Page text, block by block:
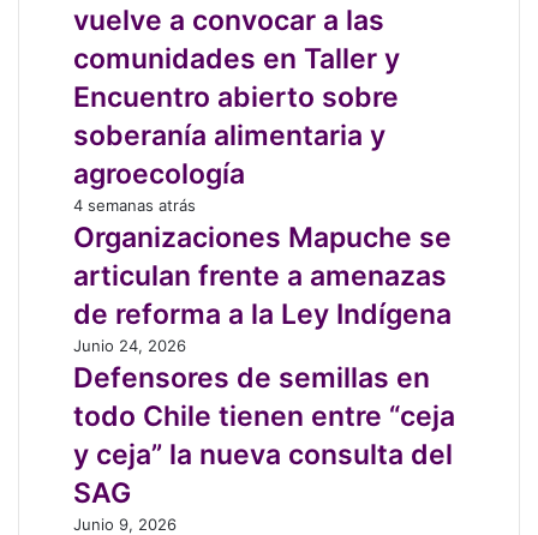
manguera,
profe”:
aprender
de
los
brotes
las
semillas
vuelve
a
convocar
a
las
comunidades
en
Taller
y
Encuentro
abierto
sobre
soberanía
alimentaria
y
agroecología
vuelve a convocar a las
comunidades en Taller y
Encuentro abierto sobre
soberanía alimentaria y
agroecología
Organizaciones
Mapuche
articulan
frente
a
amenazas
de
reforma
a
la
Ley
Indígena
4 semanas atrás
Organizaciones Mapuche se
articulan frente a amenazas
de reforma a la Ley Indígena
Defensores
de
en
todo
Chile
tienen
entre
Junio 24, 2026
Defensores de semillas en
todo Chile tienen entre “ceja
y ceja” la nueva consulta del
SAG
Ciudadanía
Junio 9, 2026